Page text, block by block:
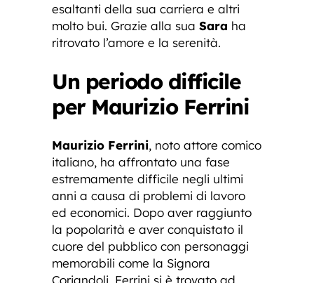
esaltanti della sua carriera e altri
molto bui. Grazie alla sua Sara ha
ritrovato l’amore e la serenità.
Un periodo difficile
per Maurizio Ferrini
Maurizio Ferrini, noto attore comico
italiano, ha affrontato una fase
estremamente difficile negli ultimi
anni a causa di problemi di lavoro
ed economici. Dopo aver raggiunto
la popolarità e aver conquistato il
cuore del pubblico con personaggi
memorabili come la Signora
Coriandoli, Ferrini si è trovato ad